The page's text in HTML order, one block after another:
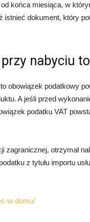
końca miesiąca, w
istnieć dokument, który
nabyciu
obowiązek podatkowy
A jeśli przed
podatku VAT
zagranicznej, otrzymał
z tytułu importu
w-domu/